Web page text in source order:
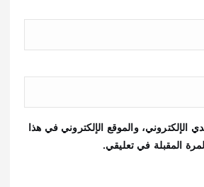
الإلكتروني، والموقع الإلكتروني في هذا
المقبلة في تعليقي.